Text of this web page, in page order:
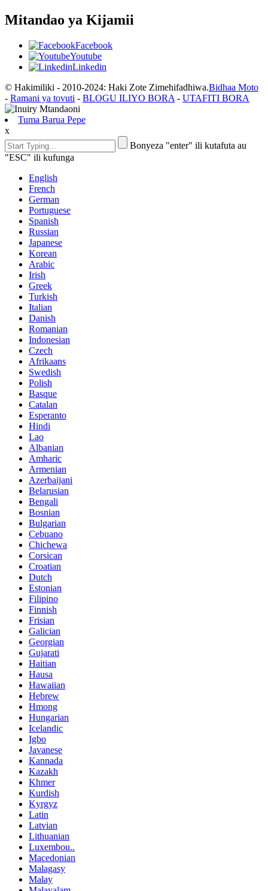
Mitandao ya Kijamii
Facebook
Youtube
Linkedin
© Hakimiliki - 2010-2024: Haki Zote Zimehifadhiwa.Bidhaa Moto
- Ramani ya tovuti - BLOGU ILIYO BORA - UTAFITI BORA
Tuma Barua Pepe
x
Bonyeza "enter" ili kutafuta au
"ESC" ili kufunga
English
French
German
Portuguese
Spanish
Russian
Japanese
Korean
Arabic
Irish
Greek
Turkish
Italian
Danish
Romanian
Indonesian
Czech
Afrikaans
Swedish
Polish
Basque
Catalan
Esperanto
Hindi
Lao
Albanian
Amharic
Armenian
Azerbaijani
Belarusian
Bengali
Bosnian
Bulgarian
Cebuano
Chichewa
Corsican
Croatian
Dutch
Estonian
Filipino
Finnish
Frisian
Galician
Georgian
Gujarati
Haitian
Hausa
Hawaiian
Hebrew
Hmong
Hungarian
Icelandic
Igbo
Javanese
Kannada
Kazakh
Khmer
Kurdish
Kyrgyz
Latin
Latvian
Lithuanian
Luxembou..
Macedonian
Malagasy
Malay